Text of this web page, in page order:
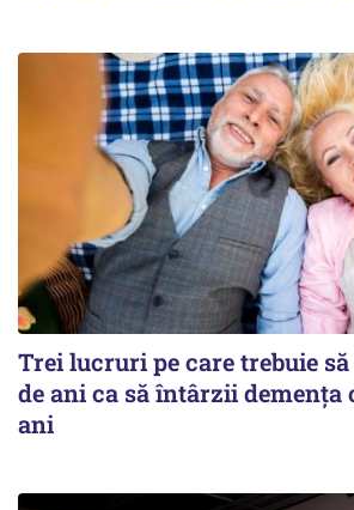
Trei lucruri pe care trebuie
de ani ca să întârzii demența
ani